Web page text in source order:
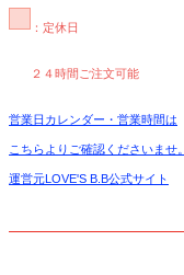
：定休日
２４時間ご注文可能
営業日カレンダー・営業時間は
こちらよりご確認くださいませ。
運営元LOVE'S B.B公式サイト